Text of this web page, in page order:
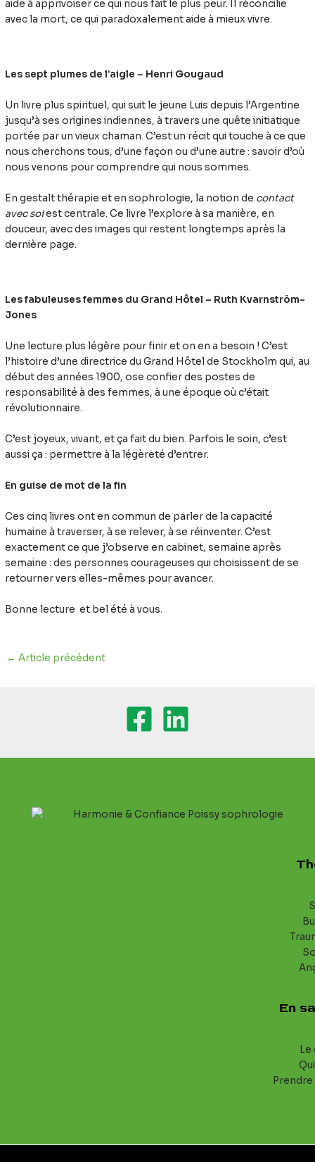
aide à apprivoiser ce qui nous fait le plus peur. Il réconcilie
avec la mort, ce qui paradoxalement aide à mieux vivre.
Les sept plumes de l’aigle – Henri Gougaud
Un livre plus spirituel, qui suit le jeune Luis depuis l’Argentine
jusqu’à ses origines indiennes, à travers une quête initiatique
portée par un vieux chaman. C’est un récit qui touche à ce que
nous cherchons tous, d’une façon ou d’une autre : savoir d’où
nous venons pour comprendre qui nous sommes.
En gestalt thérapie et en sophrologie, la notion de contact
avec soiest centrale. Ce livre l’explore à sa manière, en
douceur, avec des images qui restent longtemps après la
dernière page.
Les fabuleuses femmes du Grand Hôtel – Ruth Kvarnström-
Jones
Une lecture plus légère pour finir et on en a besoin ! C’est
l’histoire d’une directrice du Grand Hôtel de Stockholm qui, au
début des années 1900, ose confier des postes de
responsabilité à des femmes, à une époque où c’était
révolutionnaire.
C’est joyeux, vivant, et ça fait du bien. Parfois le soin, c’est
aussi ça : permettre à la légèreté d’entrer.
En guise de mot de la fin
Ces cinq livres ont en commun de parler de la capacité
humaine à traverser, à se relever, à se réinventer. C’est
exactement ce que j’observe en cabinet, semaine après
semaine : des personnes courageuses qui choisissent de se
retourner vers elles-mêmes pour avancer.
Bonne lecture et bel été à vous.
← Article précédent
En
Le